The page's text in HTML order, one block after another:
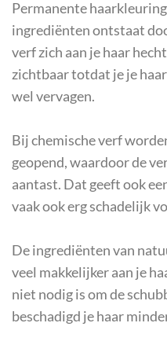
Permanente
ingrediënten ontstaat
verf zich aan je haar
zichtbaar totdat je je
wel vervagen.
Bij chemische verf
geopend, waardoor de
aantast. Dat geeft ook
vaak ook erg schadelijk
De ingrediënten van
veel makkelijker aan je
niet nodig is om de
beschadigd je haar